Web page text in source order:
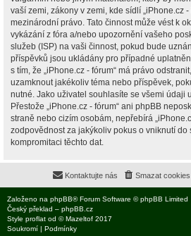
vaší zemi, zákony v zemi, kde sídlí „iPhone.cz
mezinárodní právo. Tato činnost může vést k
vykázání z fóra a/nebo upozornění vašeho
služeb (ISP) na vaši činnost, pokud bude
příspěvků jsou ukládány pro případné
s tím, že „iPhone.cz - fórum“ má právo
uzamknout jakékoliv téma nebo příspěvek,
nutné. Jako uživatel souhlasíte se všemi údaji
Přestože „iPhone.cz - fórum“ ani phpBB
straně nebo cizím osobám, nepřebírá
zodpovědnost za jakýkoliv pokus o vniknutí do
kompromitaci těchto dat.
Smazat cookies
Kontaktujte nás
Založeno na phpBB® Forum Software © phpBB Limited
Český překlad – phpBB.cz
Style proflat od ©Mazeltof 2017
Soukromí | Podmínky